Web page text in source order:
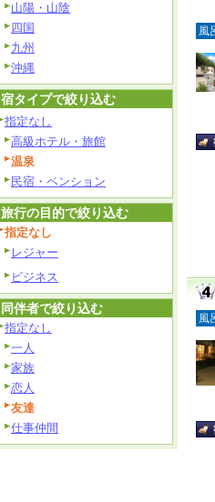
風
風
山陽・山陰
四国
九州
沖縄
宿タイプで絞り込む
指定なし
高級ホテル・旅館
温泉
民宿・ペンション
旅行の目的で絞り込む
指定なし
レジャー
ビジネス
同伴者で絞り込む
指定なし
一人
家族
恋人
友達
仕事仲間